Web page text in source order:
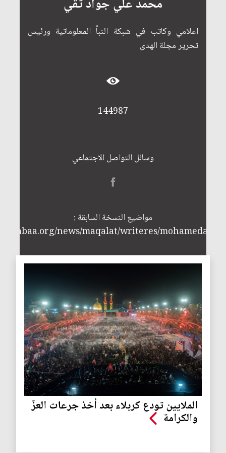
محمد علي جواد تقي
اعلامي وكاتب في شبكة النبأ المعلوماتية ورئيس
تحرير مجلة الهدى
144987
وسائل التواصل الاجتماعي
مواضيع النسخة السابقة :
news/maqalat/writeres/
الملايين تودع كربلاء بعد أخذ جرعات العزّ
والكرامة